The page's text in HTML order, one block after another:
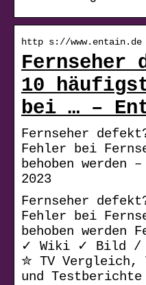
http s://www.entain.de
Fernseher
10
bei … –
Fernseher
Fehler bei
behoben werden
2023
Fernseher
Fehler bei
behoben werden
✓ Wiki ✓ Bild /
✮ TV Vergleich,
und